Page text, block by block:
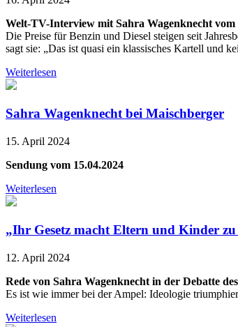
Welt-TV-Interview mit Sahra Wagenknecht vom
Die Preise für Benzin und Diesel steigen seit
sagt sie: „Das ist quasi ein klassisches Kartell und
Weiterlesen
Sahra Wagenknecht bei Maischberger
15. April 2024
Sendung vom 15.04.2024
Weiterlesen
„Ihr Gesetz macht Eltern und Kinder
12. April 2024
Rede von Sahra Wagenknecht in der Debatte
Es ist wie immer bei der Ampel: Ideologie
Weiterlesen